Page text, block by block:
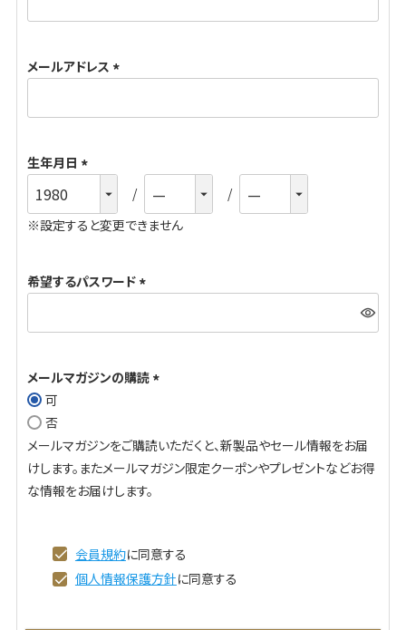
必
)
メールアドレス
必
生年月日
必
須
※設定すると変更できません
希望するパスワード
必
)
メールマガジンの購読
須
)
可
否
メールマガジンをご購読いただくと、新製品やセール情報をお届
けします。またメールマガジン限定クーポンやプレゼントなどお得
な情報をお届けします。
会員規約に同意する
個人情報保護方針に同意する